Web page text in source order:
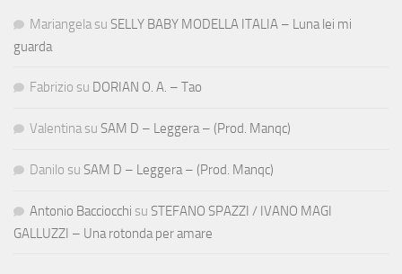
Mariangela su SELLY BABY MODELLA ITALIA – Luna lei mi
guarda
Fabrizio su DORIAN O. A. – Tao
Valentina su SAM D – Leggera – (Prod. Manqc)
Danilo su SAM D – Leggera – (Prod. Manqc)
Antonio Bacciocchi su STEFANO SPAZZI / IVANO MAGI
GALLUZZI – Una rotonda per amare